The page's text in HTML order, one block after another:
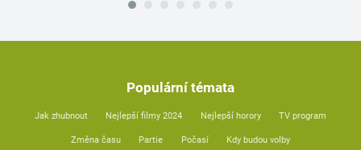
Populární témata
Jak zhubnout Nejlepší filmy 2024 Nejlepší horory TV program
Změna času Partie Počasí Kdy budou volby